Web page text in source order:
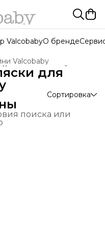
ValcobabyО бренде
Valcobaby
Коляски для двойни
для
Сортировка
поиска или